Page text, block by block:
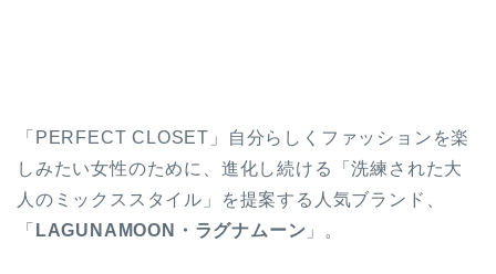
「PERFECT CLOSET」自分らしくファッションを楽
しみたい女性のために、進化し続ける「洗練された大
人のミックススタイル」を提案する人気ブランド、
「 LAGUNAMOON・ラグナムーン 」。